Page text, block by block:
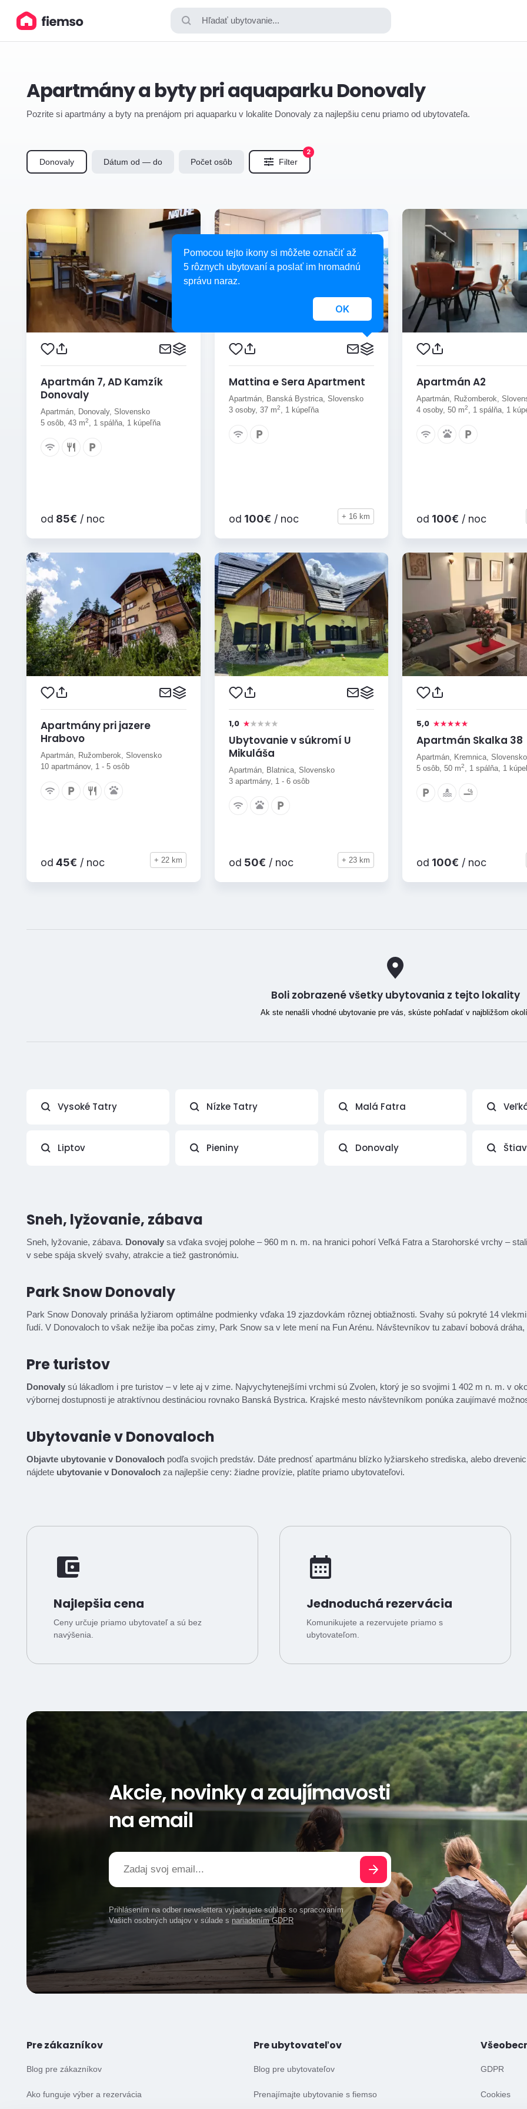
Hľadať ubytovanie...
Apartmány a byty pri aquaparku Donovaly
Pozrite si apartmány a byty na prenájom pri aquaparku v lokalite Donovaly za najlepšiu cenu priamo od ubytovateľa.
Donovaly Dátum od — do Počet osôb Filter
2
Apartmán 7, AD Kamzík
Donovaly
Apartmán, Donovaly, Slovensko
5 osôb, 43 m2, 1 spálňa, 1 kúpeľňa
od 85€ / noc
Mattina e Sera Apartment
Apartmán, Banská Bystrica, Slovensko
3 osoby, 37 m2, 1 kúpeľňa
od 100€ / noc + 16 km
Apartmán A2
Apartmán, Ružomberok,
4 osoby, 50 m2, 1 spálňa, 1
od 100€ / noc
Apartmány pri jazere
Hrabovo
Apartmán, Ružomberok, Slovensko
10 apartmánov, 1 - 5 osôb
od 45€ / noc + 22 km
1,0
Ubytovanie v súkromí U
Mikuláša
Apartmán, Blatnica, Slovensko
3 apartmány, 1 - 6 osôb
od 50€ / noc + 23 km
5,0
Apartmán Skalka 38
Apartmán, Kremnica, Slovensko
5 osôb, 50 m2, 1 spálňa, 1
od 100€ / noc
Boli zobrazené všetky ubytovania z tejto lokality
Ak ste nenašli vhodné ubytovanie pre vás, skúste pohľadať v najbližšom
Vysoké Tatry Nízke Tatry Malá Fatra
Liptov Pieniny Donovaly
Sneh, lyžovanie, zábava
Sneh, lyžovanie, zábava. Donovaly sa vďaka svojej polohe – 960 m n. m. na hranici pohorí Veľká Fatra a Starohorské vrchy –
v sebe spája skvelý svahy, atrakcie a tiež gastronómiu.
Park Snow Donovaly
Park Snow Donovaly prináša lyžiarom optimálne podmienky vďaka 19 zjazdovkám rôznej obtiažnosti. Svahy sú pokryté 14
ľudí. V Donovaloch to však nežije iba počas zimy, Park Snow sa v lete mení na Fun Arénu. Návštevníkov tu zabaví bobová
Pre turistov
Donovaly sú lákadlom i pre turistov – v lete aj v zime. Najvychytenejšími vrchmi sú Zvolen, ktorý je so svojimi 1 402 m n. m. v
výbornej dostupnosti je atraktívnou destináciou rovnako Banská Bystrica. Krajské mesto návštevníkom ponúka zaujímavé
Ubytovanie v Donovaloch
Objavte ubytovanie v Donovaloch podľa svojich predstáv. Dáte prednosť apartmánu blízko lyžiarskeho strediska, alebo
nájdete ubytovanie v Donovaloch za najlepšie ceny: žiadne provízie, platíte priamo ubytovateľovi.
Najlepšia cena
Ceny určuje priamo ubytovateľ a sú bez
navýšenia.
Jednoduchá rezervácia
Komunikujete a rezervujete priamo s
ubytovateľom.
Akcie, novinky a zaujímavosti
na email
Prihlásením na odber newslettera vyjadrujete súhlas so spracovaním
Vašich osobných udajov v súlade s nariadením GDPR
Pre zákazníkov
Blog pre zákazníkov
Ako funguje výber a rezervácia
Pre ubytovateľov
Blog pre ubytovateľov
Prenajímajte ubytovanie s fiemso
GDPR
Cookies
Pomocou tejto ikony si môžete označiť až
5 rôznych ubytovaní a poslať im hromadnú
správu naraz.
OK